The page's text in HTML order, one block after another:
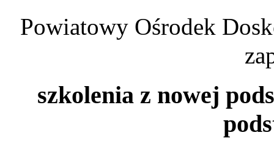
Powiatowy Ośrodek
szkolenia z nowej